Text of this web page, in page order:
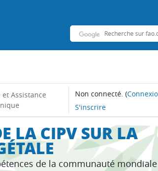
et Assistance
Non connecté. (
S'inscrire
LA CIPV SUR LA
de la communauté